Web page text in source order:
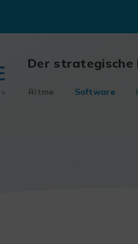
Der strategische
Ritme Software